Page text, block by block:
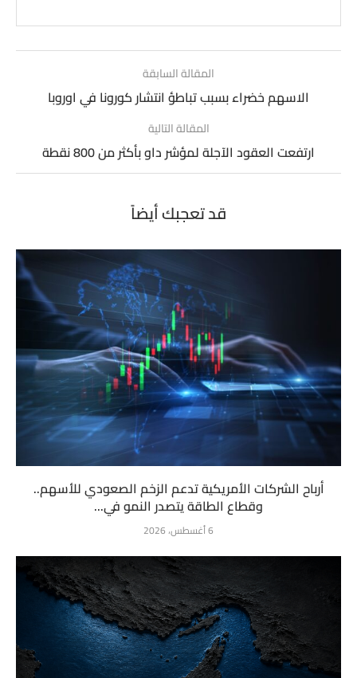
المقالة السابقة
الاسهم خضراء بسبب تباطؤ انتشار كورونا في اوروبا
المقالة التالية
ارتفعت العقود الآجلة لمؤشر داو بأكثر من 800 نقطة
قد تعجبك أيضاً
أرباح الشركات الأمريكية تدعم الزخم الصعودي للأسهم..
وقطاع الطاقة يتصدر النمو في...
6 أغسطس، 2026